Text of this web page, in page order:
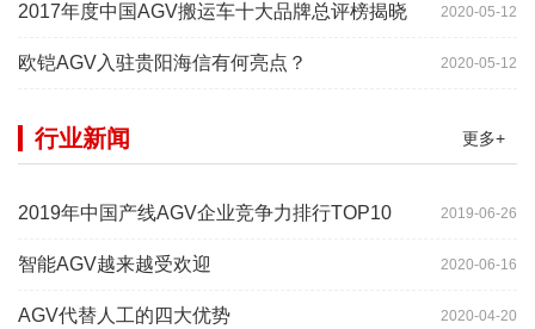
2020-05-12
2017年度中国AGV搬运车十大品牌总评榜揭晓
2020-05-12
欧铠AGV入驻贵阳海信有何亮点？
更多+
行业新闻
2019-06-26
2019年中国产线AGV企业竞争力排行TOP10
2020-06-16
智能AGV越来越受欢迎
2020-04-20
AGV代替人工的四大优势